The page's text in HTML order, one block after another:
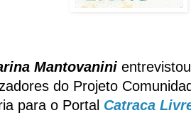
Mantovanini
do Projeto
para o Portal Catraca